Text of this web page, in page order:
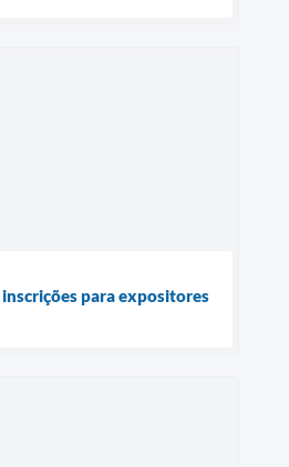
para expositores